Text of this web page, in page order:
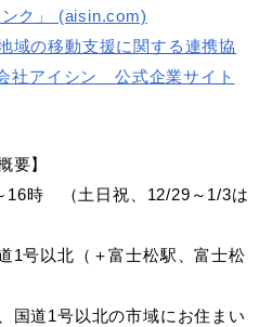
ク」 (aisin.com)
域の移動支援に関する連携協
社アイシン 公式企業サイト
要】
16時 （土日祝、 12/29 ～ 1/3は
1号以北（＋富士松駅、富士松
国道1号以北の市域にお住まい